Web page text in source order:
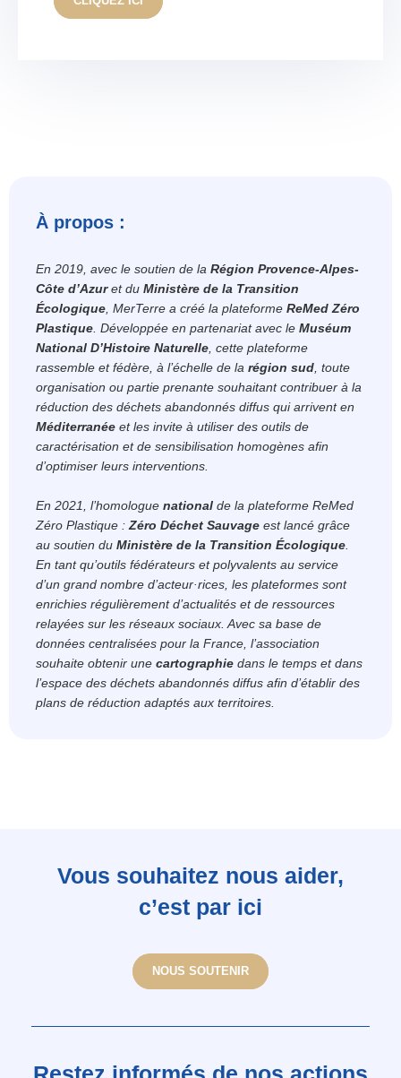
À propos :
En 2019, avec le soutien de la Région Provence-Alpes-
Côte d’Azuret du Ministère de la Transition
Écologique , MerTerre a créé la plateforme ReMed Zéro
Plastique . Développée en partenariat avec le Muséum
National D’Histoire Naturelle , cette plateforme
rassemble et fédère, à l’échelle de la région sud , toute
organisation ou partie prenante souhaitant contribuer à la
réduction des déchets abandonnés diffus qui arrivent en
Méditerranée et les invite à utiliser des outils de
caractérisation et de sensibilisation homogènes afin
d’optimiser leurs interventions.
En 2021, l’homologue national de la plateforme ReMed
Zéro Plastique : Zéro Déchet Sauvage est lancé grâce
au soutien du Ministère de la Transition Écologique
En tant qu’outils fédérateurs et polyvalents au service
d’un grand nombre d’acteur·rices, les plateformes sont
enrichies régulièrement d’actualités et de ressources
relayées sur les réseaux sociaux. Avec sa base de
données centralisées pour la France, l’association
souhaite obtenir une cartographie dans le temps et dans
l’espace des déchets abandonnés diffus afin d’établir des
plans de réduction adaptés aux territoires.
Vous souhaitez nous aider,
c’est par ici
NOUS SOUTENIR